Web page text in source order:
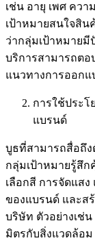
เช่น อายุ เพศ คว
เป้าหมายสนใจสิน
ว่ากลุ่มเป้าหมาย
บริการสามารถตอ
แนวทางการออก
การใช้ประ
แบรนด์
บูธที่สามารถสื่อถึง
กลุ่มเป้าหมายรู้สึก
เลือกสี การจัดแส
ของแบรนด์ และส
บริษัท ตัวอย่างเช่
มิตรกับสิ่งแวดล้อม